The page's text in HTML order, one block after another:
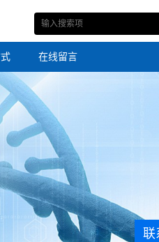
在线留言
联